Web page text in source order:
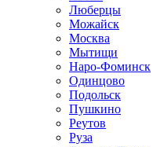
Люберцы
Можайск
Москва
Мытищи
Наро-Фоминск
Одинцово
Подольск
Пушкино
Реутов
Руза